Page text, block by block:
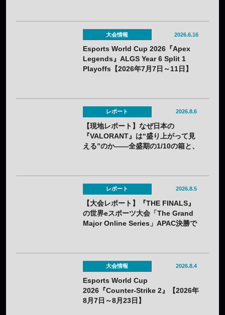
大会情報 2026.6.16
Esports World Cup 2026『Apex
Legends』ALGS Year 6 Split 1
Playoffs【2026年7月7日～11日】
レポート 2026.8.6
【現地レポート】なぜ日本の
『VALORANT』は“盛り上がって見
える”のか——全盛期の1/10の箱と、
レポート 2026.8.5
【大会レポート】『THE FINALS』
の世界eスポーツ大会「The Grand
Major Online Series」APAC決勝で
大会情報 2026.8.4
Esports World Cup
2026『Counter-Strike 2』【2026年
8月7日～8月23日】